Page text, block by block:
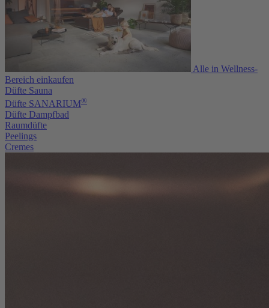
Alle in Wellness-
Bereich einkaufen
Düfte Sauna
Düfte SANARIUM®
Düfte Dampfbad
Raumdüfte
Peelings
Cremes